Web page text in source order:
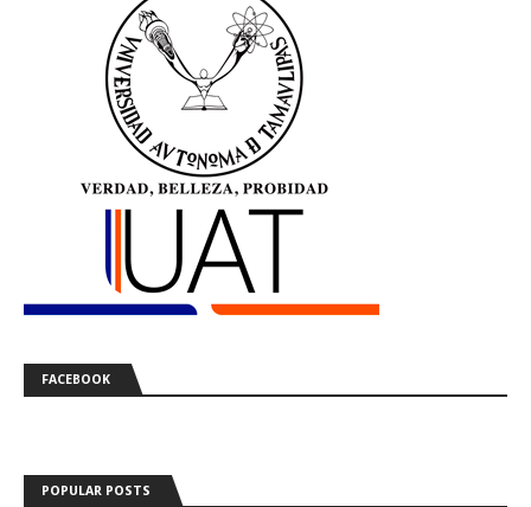
FACEBOOK
POPULAR POSTS